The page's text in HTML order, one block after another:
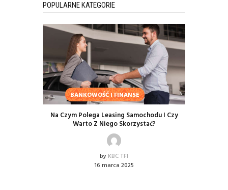
POPULARNE KATEGORIE
BANKOWOŚĆ I FINANSE
Na Czym Polega Leasing Samochodu I Czy
Warto Z Niego Skorzystać?
by KBC TFI
16 marca 2025